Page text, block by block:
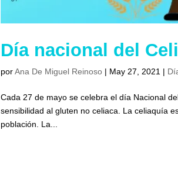
Día nacional del
porAna De Miguel Reinoso | May 27, 2021 |
Cada 27 de mayo se celebra el día Nacional
sensibilidad al gluten no celiaca. La celiaquía
población. La...